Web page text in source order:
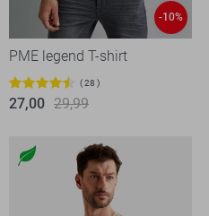
-10%
PME legend T-shirt
28
27,00 29,99